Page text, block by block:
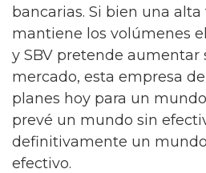
bancarias. Si bien una
mantiene los volúmenes
y SBV pretende aumentar
mercado, esta empresa
planes hoy para un
prevé un mundo sin
definitivamente un
efectivo.